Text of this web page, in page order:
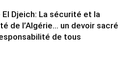
El Djeich: La sécurité et la
de l’Algérie… un devoir sacré
de tous